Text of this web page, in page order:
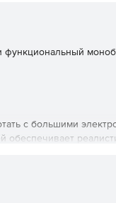
функциональный
с большими
обеспечивает